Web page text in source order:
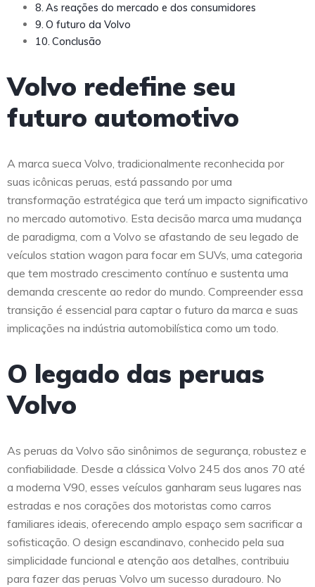
As reações do mercado e dos consumidores
O futuro da Volvo
Conclusão
Volvo redefine seu
futuro automotivo
A marca sueca Volvo, tradicionalmente reconhecida por
suas icônicas peruas, está passando por uma
transformação estratégica que terá um impacto significativo
no mercado automotivo. Esta decisão marca uma mudança
de paradigma, com a Volvo se afastando de seu legado de
veículos station wagon para focar em SUVs, uma categoria
que tem mostrado crescimento contínuo e sustenta uma
demanda crescente ao redor do mundo. Compreender essa
transição é essencial para captar o futuro da marca e suas
implicações na indústria automobilística como um todo.
O legado das peruas
Volvo
As peruas da Volvo são sinônimos de segurança, robustez e
confiabilidade. Desde a clássica Volvo 245 dos anos 70 até
a moderna V90, esses veículos ganharam seus lugares nas
estradas e nos corações dos motoristas como carros
familiares ideais, oferecendo amplo espaço sem sacrificar a
sofisticação. O design escandinavo, conhecido pela sua
simplicidade funcional e atenção aos detalhes, contribuiu
para fazer das peruas Volvo um sucesso duradouro. No